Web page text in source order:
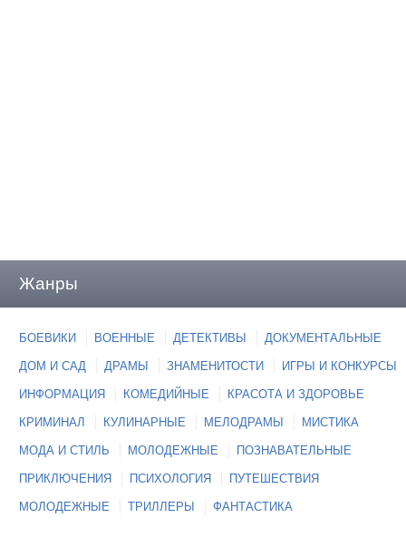
Жанры
БОЕВИКИ ВОЕННЫЕ ДЕТЕКТИВЫ ДОКУМЕНТАЛЬНЫЕ
ДОМ И САД ДРАМЫ ЗНАМЕНИТОСТИ ИГРЫ И КОНКУРСЫ
ИНФОРМАЦИЯ КОМЕДИЙНЫЕ КРАСОТА И ЗДОРОВЬЕ
КРИМИНАЛ КУЛИНАРНЫЕ МЕЛОДРАМЫ МИСТИКА
МОДА И СТИЛЬ МОЛОДЕЖНЫЕ ПОЗНАВАТЕЛЬНЫЕ
ПРИКЛЮЧЕНИЯ ПСИХОЛОГИЯ ПУТЕШЕСТВИЯ
МОЛОДЕЖНЫЕ ТРИЛЛЕРЫ ФАНТАСТИКА